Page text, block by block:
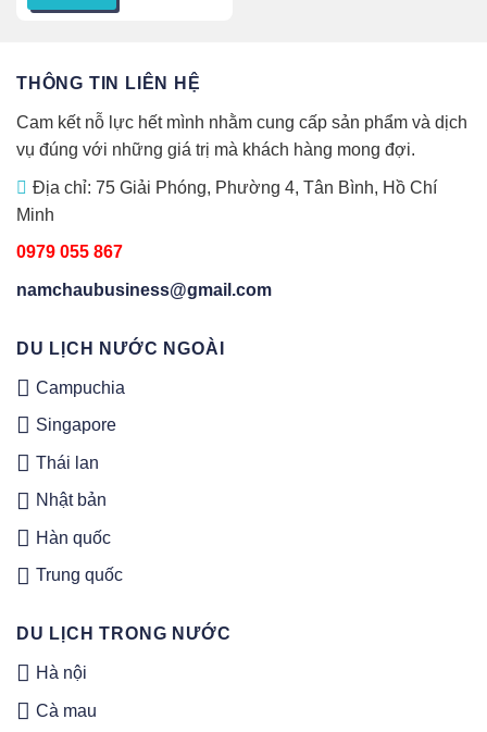
THÔNG TIN LIÊN HỆ
Cam kết nỗ lực hết mình nhằm cung cấp sản phẩm và dịch
vụ đúng với những giá trị mà khách hàng mong đợi.
Địa chỉ: 75 Giải Phóng, Phường 4, Tân Bình, Hồ Chí
Minh
0979 055 867
namchaubusiness@gmail.com
DU LỊCH NƯỚC NGOÀI
Campuchia
Singapore
Thái lan
Nhật bản
Hàn quốc
Trung quốc
DU LỊCH TRONG NƯỚC
Hà nội
Cà mau